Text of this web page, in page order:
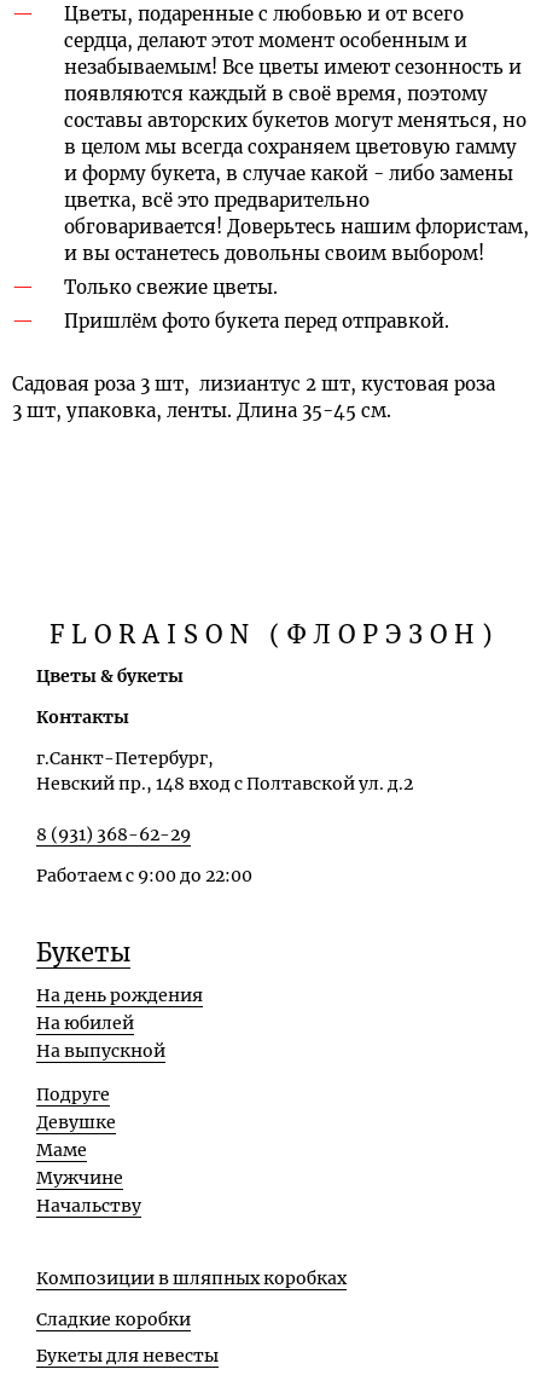
Цветы, подаренные с любовью и от всего
сердца, делают этот момент особенным и
незабываемым! Все цветы имеют сезонность и
появляются каждый в своё время, поэтому
составы авторских букетов могут меняться, но
в целом мы всегда сохраняем цветовую гамму
и форму букета, в случае какой - либо замены
цветка, всё это предварительно
обговаривается! Доверьтесь нашим флористам,
и вы останетесь довольны своим выбором!
Только свежие цветы.
Пришлём фото букета перед отправкой.
Садовая роза 3 шт, лизиантус 2 шт, кустовая роза
3 шт, упаковка, ленты. Длина 35-45 см.
FLORAISON (ФЛОРЭЗОН)
Цветы & букеты
Контакты
г.Санкт-Петербург,
Невский пр., 148 вход с Полтавской ул. д.2
8 (931) 368-62-29
Работаем с 9:00 до 22:00
Букеты
На день рождения
На юбилей
На выпускной
Подруге
Девушке
Маме
Мужчине
Начальству
Композиции в шляпных коробках
Сладкие коробки
Букеты для невесты